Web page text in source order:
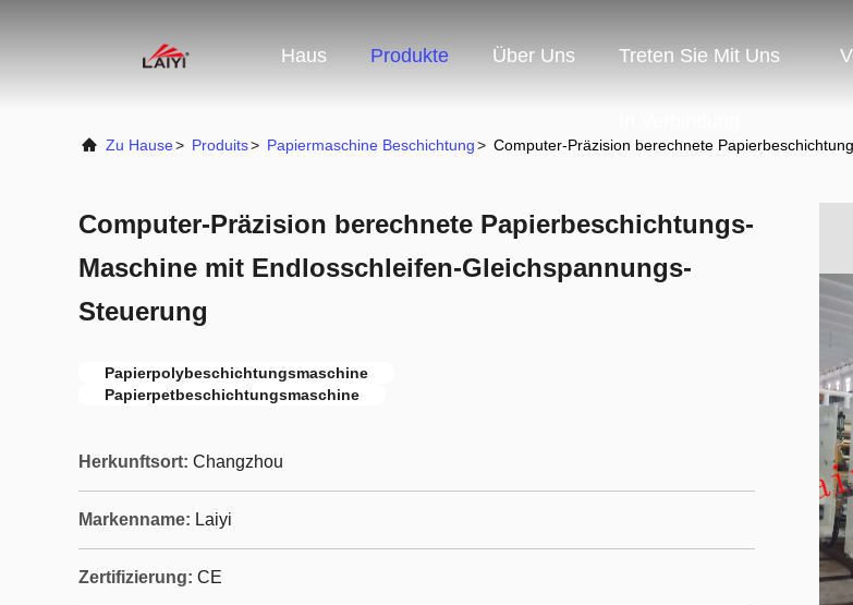
Haus Produkte Über Uns Treten Sie Mit Uns
Zu Hause> Produits> Papiermaschine Beschichtung> Computer-Präzision berechnete
Computer-Präzision berechnete Papierbeschichtungs-
Maschine mit Endlosschleifen-Gleichspannungs-
Steuerung
Papierpolybeschichtungsmaschine
Papierpetbeschichtungsmaschine
Herkunftsort: Changzhou
Markenname: Laiyi
Zertifizierung: CE